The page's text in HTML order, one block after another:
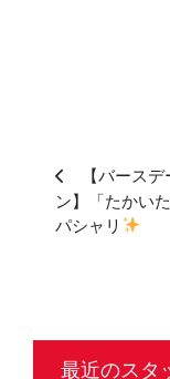
【バース
ン】「たかい
パシャリ
最近のスタ